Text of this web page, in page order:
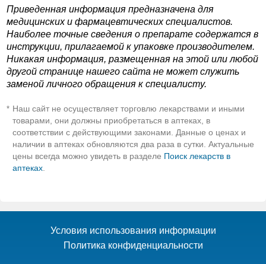
Приведенная информация предназначена для
медицинских и фармацевтических специалистов.
Наиболее точные сведения о препарате содержатся в
инструкции, прилагаемой к упаковке производителем.
Никакая информация, размещенная на этой или любой
другой странице нашего сайта не может служить
заменой личного обращения к специалисту.
* Наш сайт не осуществляет торговлю лекарствами и иными
товарами, они должны приобретаться в аптеках, в
соответствии с действующими законами. Данные о ценах и
наличии в аптеках обновляются два раза в сутки. Актуальные
цены всегда можно увидеть в разделе Поиск лекарств в
аптеках
Условия использования информации
Политика конфиденциальности